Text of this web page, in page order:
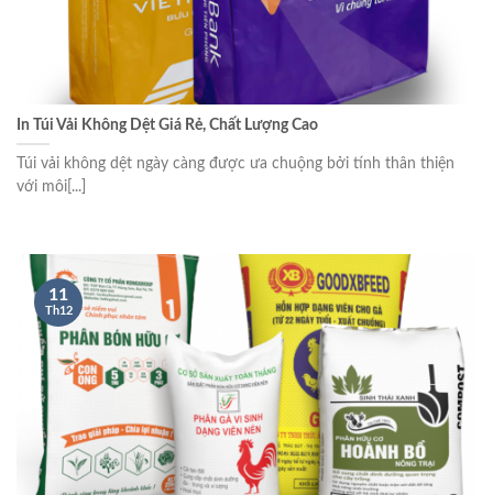
In Túi Vải Không Dệt Giá Rẻ, Chất Lượng Cao
Túi vải không dệt ngày càng được ưa chuộng bởi tính thân thiện
với môi[...]
11
Th12